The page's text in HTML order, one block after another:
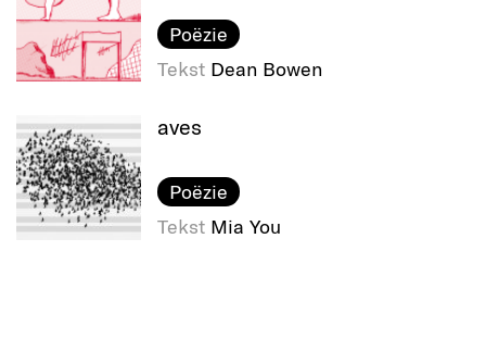
Poëzie
Tekst Dean Bowen
aves
Poëzie
Tekst Mia You